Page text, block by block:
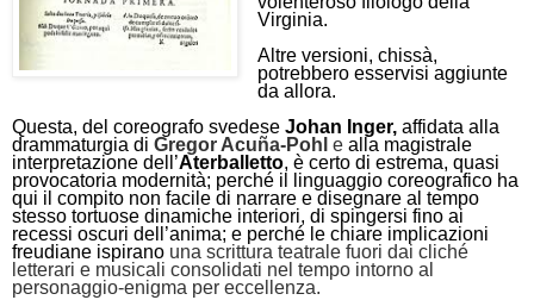
Virginia.
Altre versioni, chissà,
potrebbero esservisi aggiunte
da allora.
Questa, del coreografo svedese Johan Inger, affidata alla
drammaturgia di Gregor Acuña-Pohl e alla magistrale
interpretazione dell’Aterballetto, è certo di estrema, quasi
provocatoria modernità; perché il linguaggio coreografico ha
qui il compito non facile di narrare e disegnare al tempo
stesso tortuose dinamiche interiori, di spingersi fino ai
recessi oscuri dell’anima; e perché le chiare implicazioni
freudiane ispirano una scrittura teatrale fuori dai cliché
letterari e musicali consolidati nel tempo intorno al
personaggio-enigma per eccellenza.